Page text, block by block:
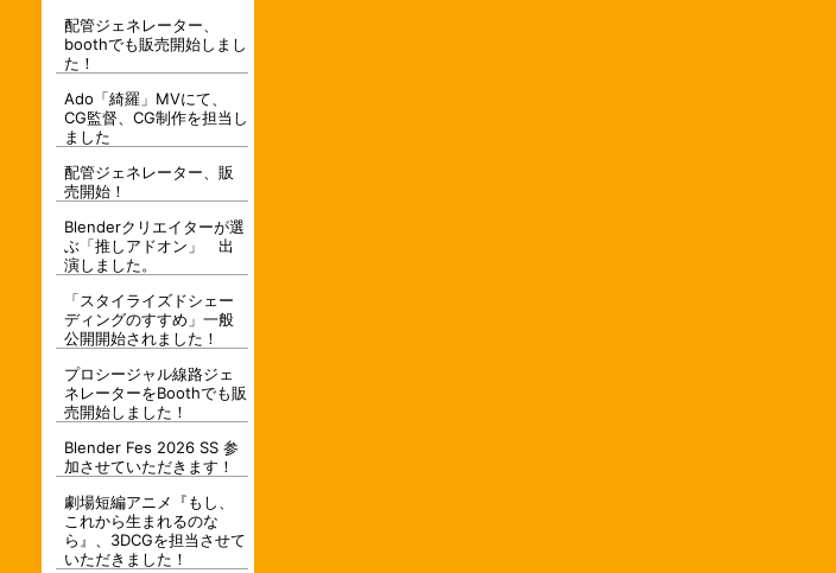
配管ジェネレーター、
boothでも販売開始しまし
た！
Ado「綺羅」MVにて、
CG監督、CG制作を担当し
ました
配管ジェネレーター、販
売開始！
Blenderクリエイターが選
ぶ「推しアドオン」 出
演しました。
「スタイライズドシェー
ディングのすすめ」一般
公開開始されました！
プロシージャル線路ジェ
ネレーターをBoothでも販
売開始しました！
Blender Fes 2026 SS 参
加させていただきます！
劇場短編アニメ『もし、
これから生まれるのな
ら』、3DCGを担当させて
いただきました！